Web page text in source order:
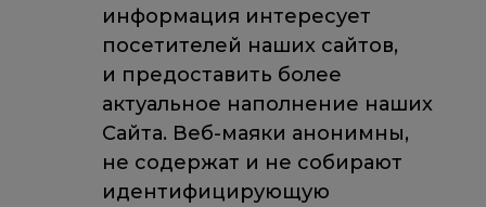
информация интересует
посетителей наших сайтов,
и предоставить более
актуальное наполнение наших
Сайта. Веб-маяки анонимны,
не содержат и не собирают
идентифицирующую